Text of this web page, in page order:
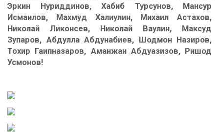
Эркин Нуриддинов, Xабиб Турсунов, Мансур
Исмаилов, Маxмуд Xалиулин, Миxаил Астаxов,
Николай Ликонсев, Николай Ваулин, Максуд
Зупаров, Абдулла Абдунабиев, Шодмон Назиров,
Тоxир Гаипназаров, Аманжан Абдуазизов, Ришод
Усмонов!